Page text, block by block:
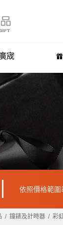
宬
依照價格範圍
鐘錶及計時器 彩